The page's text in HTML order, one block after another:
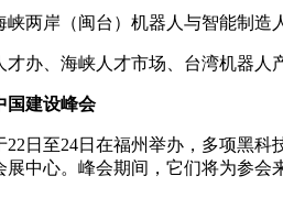
峡两岸（闽台）机器人与智能制
办、海峡人才市场、台湾机器人
国建设峰会
日至24日在福州举办，多项黑
展中心。峰会期间，它们将为参